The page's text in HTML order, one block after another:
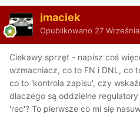
jmaciek
Opublikowano 27
Ciekawy sprzęt - napisz coś
wzmacniacz, co to FN i DNL, co
co to 'kontrola zapisu', czy
dlaczego są oddzielne
'rec'? To pierwsze co mi się